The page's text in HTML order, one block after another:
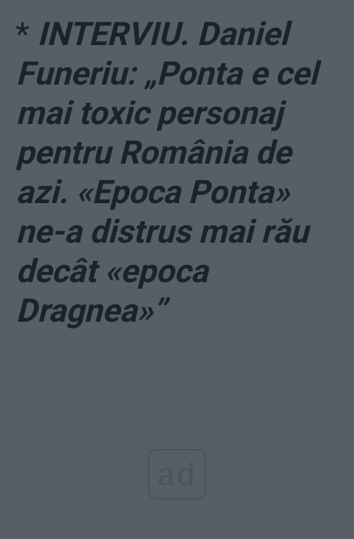
* INTERVIU. Daniel
Funeriu: „Ponta e cel
mai toxic personaj
pentru România de
azi. «Epoca Ponta»
ne-a distrus mai rău
decât «epoca
Dragnea»”